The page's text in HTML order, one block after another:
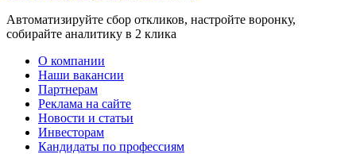
Автоматизируйте сбор откликов, настройте воронку,
собирайте аналитику в 2 клика
О компании
Наши вакансии
Партнерам
Реклама на сайте
Новости и статьи
Инвесторам
Кандидаты по профессиям